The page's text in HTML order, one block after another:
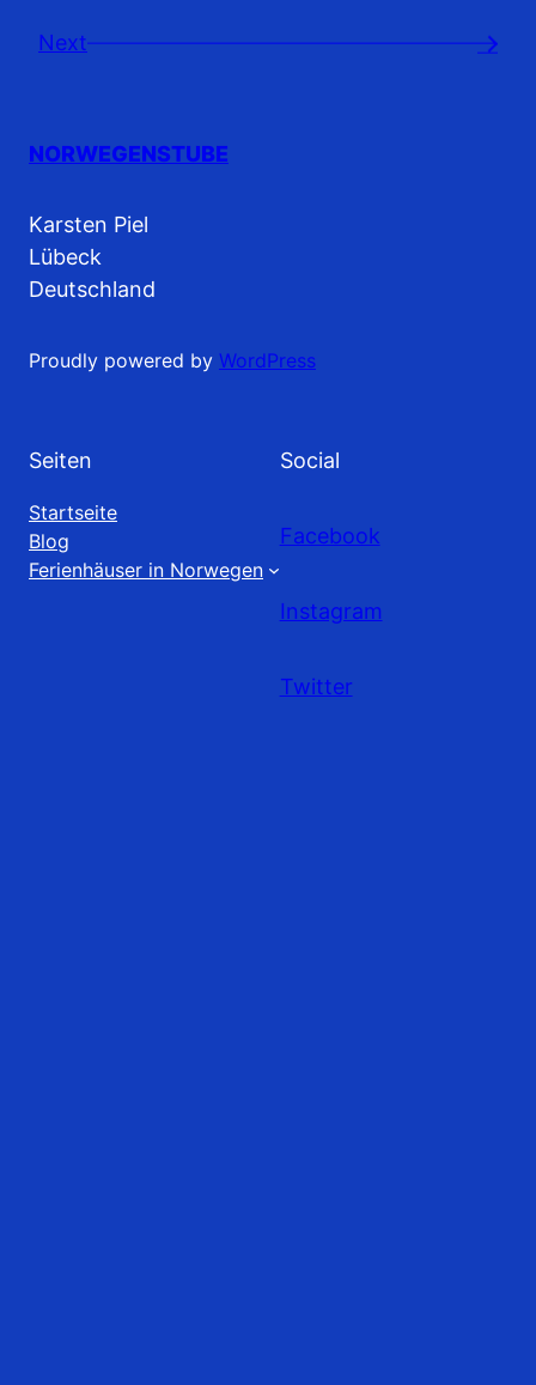
Next →
NORWEGENSTUBE
Karsten Piel
Lübeck
Deutschland
Proudly powered by WordPress
Seiten
Startseite
Blog
Ferienhäuser in Norwegen
Social
Facebook
Instagram
Twitter